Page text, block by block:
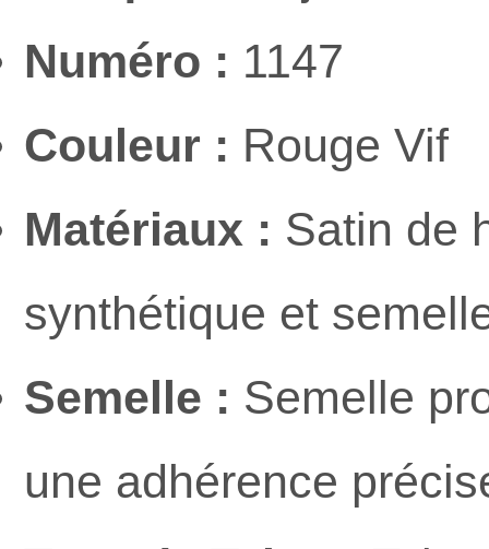
Numéro : 1147
Couleur : Rouge Vif
Matériaux : Satin de
synthétique et
Semelle : Semelle
une adhérence